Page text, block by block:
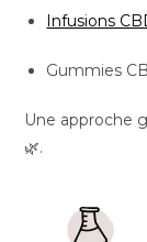
Infusions
Gummies
Une approche
🌿.